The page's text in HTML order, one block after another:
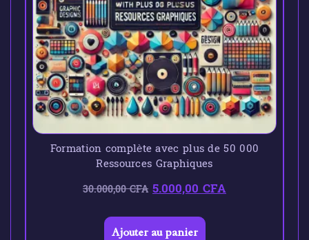
Formation complète avec plus de 50 000
Ressources Graphiques
30.000,00CFA 5.000,00CFA
Ajouter au panier